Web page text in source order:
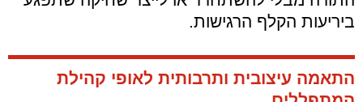
ביריעות הקלף הרגישות.
התאמה עיצובית ותרבותית לאופי קהילת